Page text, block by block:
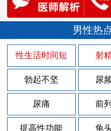
男性热
性生活时间短 射
勃起不坚 尿
尿痛 前
提高性功能 龟